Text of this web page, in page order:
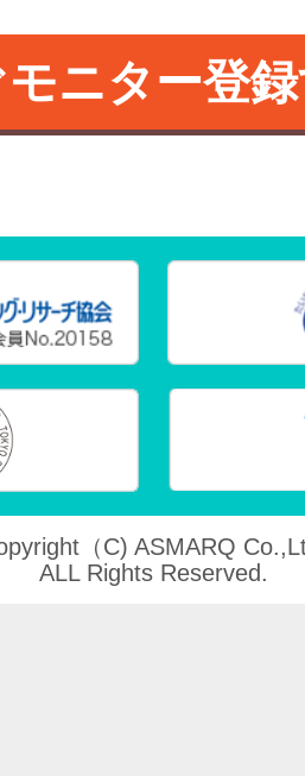
ニター登
（C) ASMARQ
ALL Rights Reserved.